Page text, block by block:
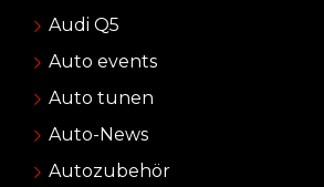
Audi Q5
Auto events
Auto tunen
Auto-News
Autozubehör